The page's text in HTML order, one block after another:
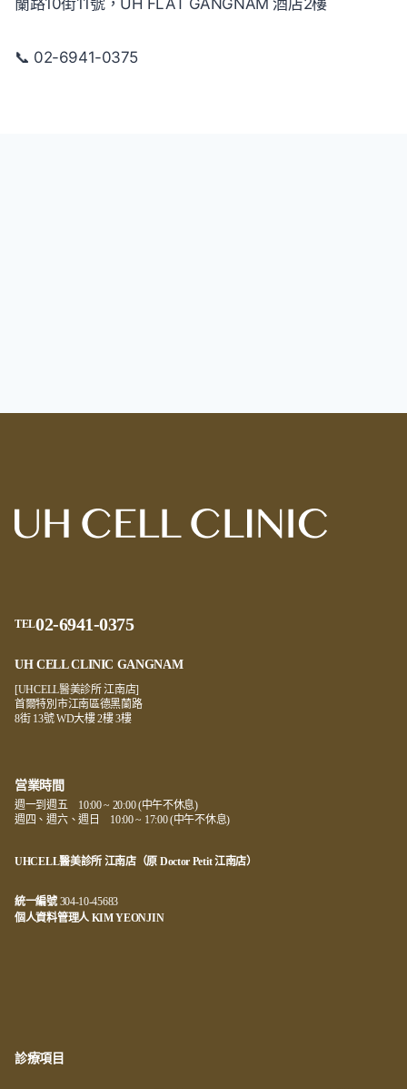
蘭路10街11號，UH FLAT GANGNAM 酒店2樓
📞 02-6941-0375
TEL02-6941-0375
UH CELL CLINIC GANGNAM
[UHCELL醫美診所 江南店]
首爾特別市江南區德黑蘭路
8街 13號 WD大樓 2樓 3樓
営業時間
週一到週五 10:00 ~ 20:00 (中午不休息)
週四、週六、週日 10:00 ~ 17:00 (中午不休息)
UHCELL醫美診所 江南店（原 Doctor Petit 江南店）
統一編號 304-10-45683
個人資料管理人 KIM YEONJIN
診療項目